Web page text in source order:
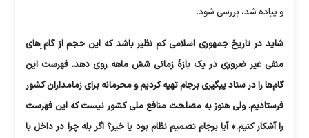
و پیاده شد، بررسی شود.
شاید در تاریخ جمهوری اسلامی کم نظیر باشد که این حجم از گام ِ‌های
منفی غیر ضروری در یک بازۀ زمانی شش ماهه روی دهد. فهرست این
گام‌ها را در ستاد پیگیری برجام تهیه کردیم و محرمانه برای زمامداران کشور
فرستادیم. ولی هنوز به مصلحت منافع ملی کشور نیست که این فهرست
را آشکار کنیم.» آیا برجام تصمیم نظام بود یا خیر؟ اگر بله چرا در داخل با